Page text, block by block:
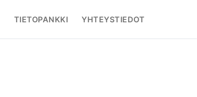
TIETOPANKKI YHTEYSTIEDOT